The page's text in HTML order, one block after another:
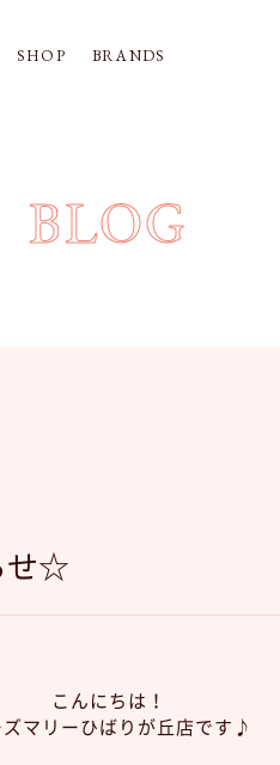
SHOP BRANDS
BLOG
せ☆
こんにちは！
ズマリーひばりが丘店です♪